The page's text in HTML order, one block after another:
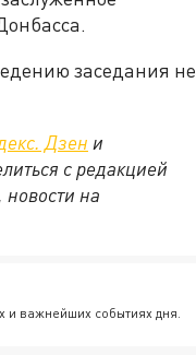
заседания не
Дзен и
с редакцией
на
и важнейших событиях дня.